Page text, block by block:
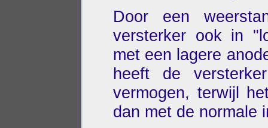
Door een
versterker ook in
met een lagere
heeft de
vermogen, terwijl
dan met de normale